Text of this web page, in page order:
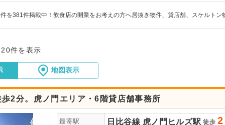
を381件掲載中！飲食店の開業をお考えの方へ居抜き物件、貸店舗、スケルト
件を表示
地図表示
2分。虎ノ門エリア・6階貸店舗事務所
最寄駅 日比谷線 虎ノ門ヒルズ駅 徒歩 2